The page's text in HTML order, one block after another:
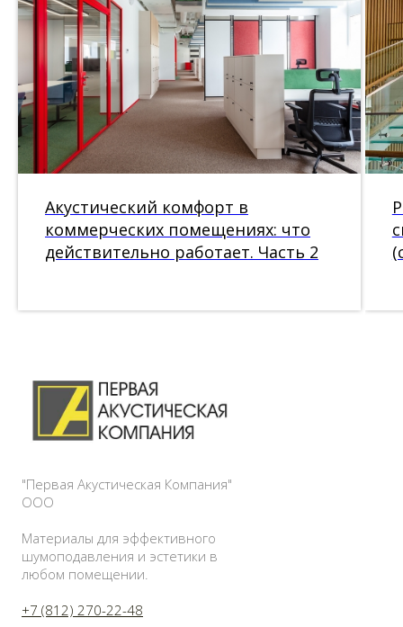
Акустический комфорт в
коммерческих помещениях: что
действительно работает. Часть 2
"Первая Акустическая Компания"
ООО
Материалы для эффективного
шумоподавления и эстетики в
любом помещении.
+7 (812) 270-22-48